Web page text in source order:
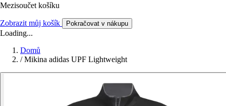
Mezisoučet košíku
Zobrazit můj košík Pokračovat v nákupu
Loading...
Domů
/ Mikina adidas UPF Lightweight